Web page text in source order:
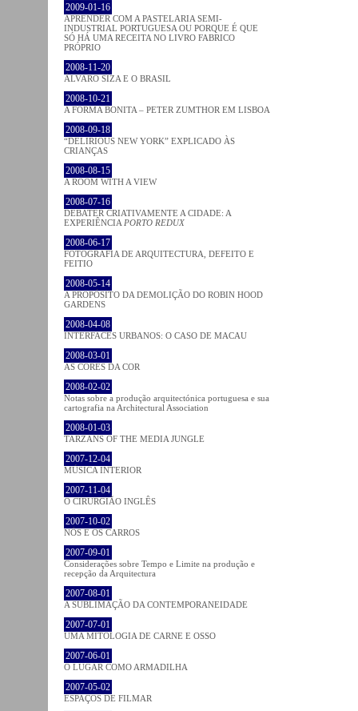
2009-01-16
APRENDER COM A PASTELARIA SEMI-
INDUSTRIAL PORTUGUESA OU PORQUE É QUE
SÓ HÁ UMA RECEITA NO LIVRO FABRICO
PRÓPRIO
2008-11-20
ÁLVARO SIZA E O BRASIL
2008-10-21
A FORMA BONITA – PETER ZUMTHOR EM LISBOA
2008-09-18
“DELIRIOUS NEW YORK” EXPLICADO ÀS
CRIANÇAS
2008-08-15
A ROOM WITH A VIEW
2008-07-16
DEBATER CRIATIVAMENTE A CIDADE: A
EXPERIÊNCIA PORTO REDUX
2008-06-17
FOTOGRAFIA DE ARQUITECTURA, DEFEITO E
FEITIO
2008-05-14
A PROPÓSITO DA DEMOLIÇÃO DO ROBIN HOOD
GARDENS
2008-04-08
INTERFACES URBANOS: O CASO DE MACAU
2008-03-01
AS CORES DA COR
2008-02-02
Notas sobre a produção arquitectónica portuguesa e sua
cartografia na Architectural Association
2008-01-03
TARZANS OF THE MEDIA JUNGLE
2007-12-04
MÚSICA INTERIOR
2007-11-04
O CIRURGIÃO INGLÊS
2007-10-02
NÓS E OS CARROS
2007-09-01
Considerações sobre Tempo e Limite na produção e
recepção da Arquitectura
2007-08-01
A SUBLIMAÇÃO DA CONTEMPORANEIDADE
2007-07-01
UMA MITOLOGIA DE CARNE E OSSO
2007-06-01
O LUGAR COMO ARMADILHA
2007-05-02
ESPAÇOS DE FILMAR